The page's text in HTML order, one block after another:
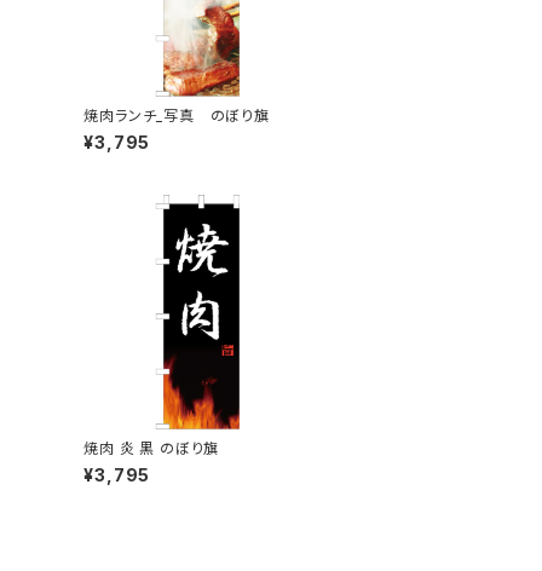
焼肉ランチ_写真 のぼり旗
¥3,795
焼肉 炎 黒 のぼり旗
¥3,795